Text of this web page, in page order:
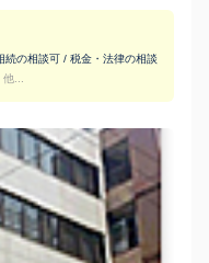
続の相談可 / 税金・法律の相談
他...